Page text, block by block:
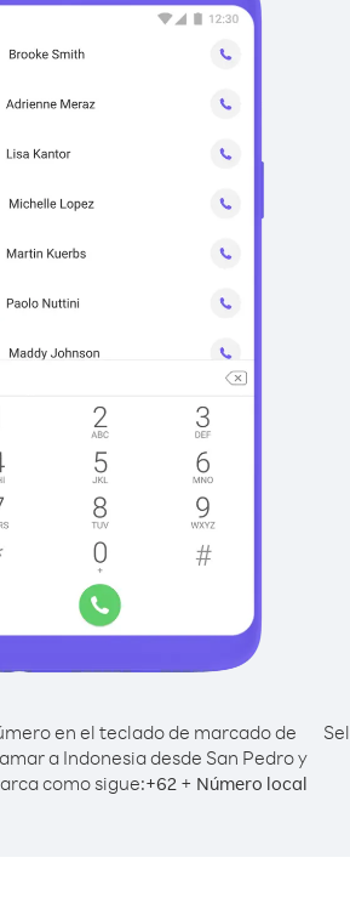
en el teclado de marcado de
a Indonesia desde San Pedro y
como sigue:+62+ Número local